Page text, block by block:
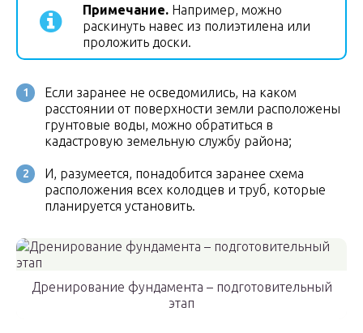
Примечание. Например, можно
раскинуть навес из полиэтилена или
проложить доски.
Если заранее не осведомились, на каком
расстоянии от поверхности земли расположены
грунтовые воды, можно обратиться в
кадастровую земельную службу района;
И, разумеется, понадобится заранее схема
расположения всех колодцев и труб, которые
планируется установить.
Дренирование фундамента – подготовительный
этап